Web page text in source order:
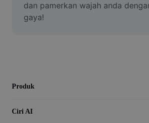
Tambahkan Sari Kata pada Video
dan pamerkan wajah anda
gaya!
Produk
Ciri AI